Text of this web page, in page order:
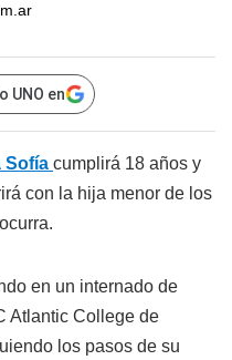
UNO en
Sofía cumplirá 18 años y
con la hija menor de los
en un internado de
Atlantic College de
los pasos de su